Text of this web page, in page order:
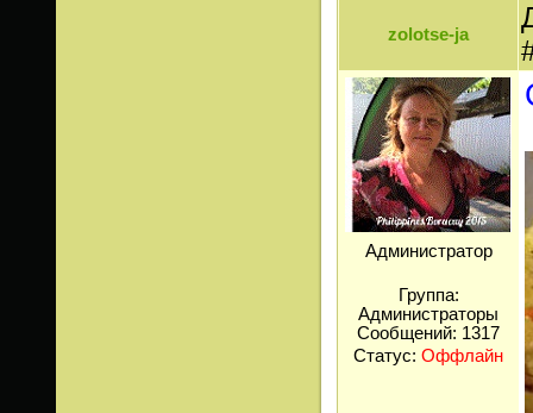
zolotse-ja
Администратор
Группа:
Администраторы
Сообщений: 1317
Статус: Оффлайн